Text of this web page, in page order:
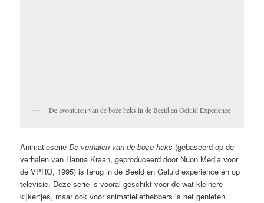
De avonturen van de boze heks in de Beeld en Geluid Experience
AnimatieserieDe verhalen van de boze heks (gebaseerd op de
verhalen van Hanna Kraan, geproduceerd door Nuon Media voor
de VPRO, 1995) is terug in de Beeld en Geluid experience én op
televisie. Deze serie is vooral geschikt voor de wat kleinere
kijkertjes, maar ook voor animatieliefhebbers is het genieten.